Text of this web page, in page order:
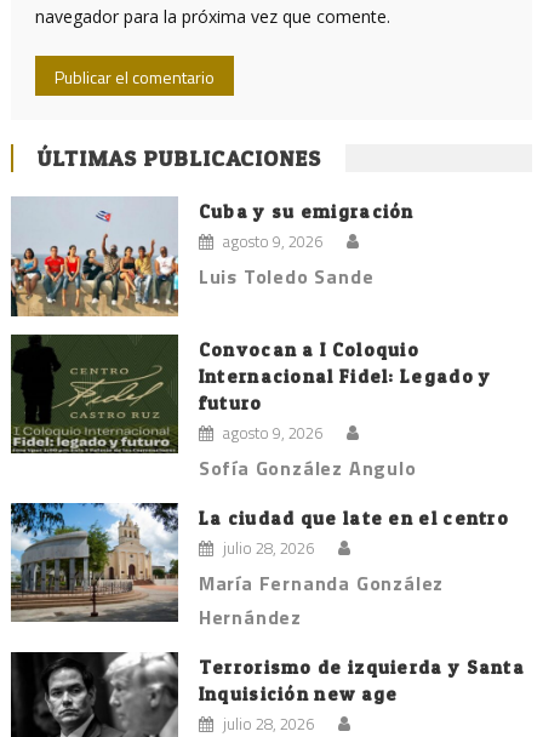
navegador para la próxima vez que comente.
ÚLTIMAS PUBLICACIONES
Cuba y su emigración
agosto 9, 2026
Luis Toledo Sande
Convocan a I Coloquio
Internacional Fidel: Legado y
futuro
agosto 9, 2026
Sofía González Angulo
La ciudad que late en el centro
julio 28, 2026
María Fernanda González
Hernández
Terrorismo de izquierda y Santa
Inquisición new age
julio 28, 2026